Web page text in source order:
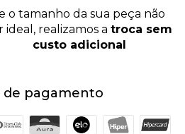
o tamanho da sua peça não
ideal, realizamos a troca sem
custo adicional
de pagamento